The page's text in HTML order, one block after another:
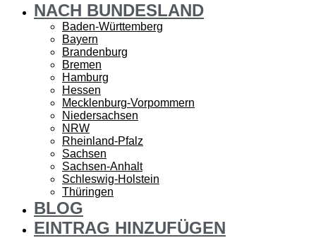
NACH BUNDESLAND
Baden-Württemberg
Bayern
Brandenburg
Bremen
Hamburg
Hessen
Mecklenburg-Vorpommern
Niedersachsen
NRW
Rheinland-Pfalz
Sachsen
Sachsen-Anhalt
Schleswig-Holstein
Thüringen
BLOG
EINTRAG HINZUFÜGEN